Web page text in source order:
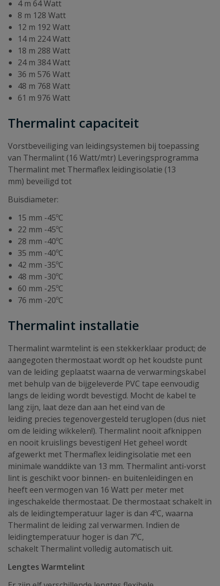
4 m 64 Watt
8 m 128 Watt
12 m 192 Watt
14 m 224 Watt
18 m 288 Watt
24 m 384 Watt
36 m 576 Watt
48 m 768 Watt
61 m 976 Watt
Thermalint capaciteit
Vorstbeveiliging van leidingsystemen bij toepassing
van Thermalint (16 Watt/mtr) Leveringsprogramma
Thermalint met Thermaflex leidingisolatie (13
mm) beveiligd tot
Buisdiameter:
15 mm -45ºC
22 mm -45ºC
28 mm -40ºC
35 mm -40ºC
42 mm -35ºC
48 mm -30ºC
60 mm -25ºC
76 mm -20ºC
Thermalint installatie
Thermalint warmtelint is een stekkerklaar product; de
aangegoten thermostaat wordt op het koudste punt
van de leiding geplaatst waarna de verwarmingskabel
met behulp van de bijgeleverde PVC tape eenvoudig
langs de leiding wordt bevestigd. Mocht de kabel te
lang zijn, laat deze dan aan het eind van de
leiding precies tegenovergesteld teruglopen (dus niet
om de leiding wikkelen!). Thermalint nooit afknippen
en nooit kruislings bevestigen! Het geheel wordt
afgewerkt met Thermaflex leidingisolatie met een
minimale wanddikte van 13 mm. Thermalint anti-vorst
lint is geschikt voor binnen- en buitenleidingen en
heeft een vermogen van 16 Watt per meter met
ingeschakelde thermostaat. De thermostaat schakelt in
als de leidingtemperatuur lager is dan 4ºC, waarna
Thermalint de leiding zal verwarmen. Indien de
leidingtemperatuur hoger is dan 7ºC,
schakelt Thermalint volledig automatisch uit.
Lengtes Warmtelint